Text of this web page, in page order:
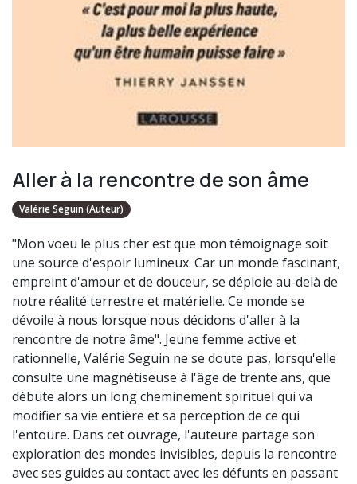
Aller à la rencontre de son âme
Valérie Seguin (Auteur)
"Mon voeu le plus cher est que mon témoignage soit
une source d'espoir lumineux. Car un monde fascinant,
empreint d'amour et de douceur, se déploie au-delà de
notre réalité terrestre et matérielle. Ce monde se
dévoile à nous lorsque nous décidons d'aller à la
rencontre de notre âme". Jeune femme active et
rationnelle, Valérie Seguin ne se doute pas, lorsqu'elle
consulte une magnétiseuse à l'âge de trente ans, que
débute alors un long cheminement spirituel qui va
modifier sa vie entière et sa perception de ce qui
l'entoure. Dans cet ouvrage, l'auteure partage son
exploration des mondes invisibles, depuis la rencontre
avec ses guides au contact avec les défunts en passant